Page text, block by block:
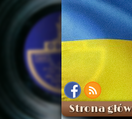
Strona